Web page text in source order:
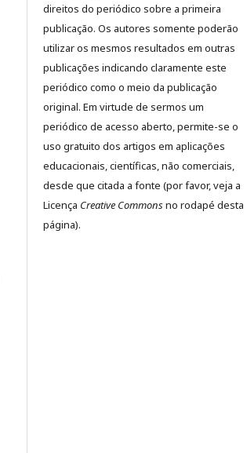
direitos do periódico sobre a primeira
publicação. Os autores somente poderão
utilizar os mesmos resultados em outras
publicações indicando claramente este
periódico como o meio da publicação
original. Em virtude de sermos um
periódico de acesso aberto, permite-se o
uso gratuito dos artigos em aplicações
educacionais, científicas, não comerciais,
desde que citada a fonte (por favor, veja a
Licença Creative Commonsno rodapé desta
página).